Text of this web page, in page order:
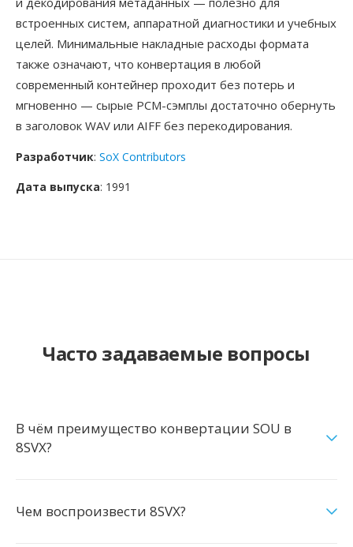
встроенных систем, аппаратной диагностики и учебных
целей. Минимальные накладные расходы формата
также означают, что конвертация в любой
современный контейнер проходит без потерь и
мгновенно — сырые PCM-сэмплы достаточно обернуть
в заголовок WAV или AIFF без перекодирования.
Разработчик: SoX Contributors
Дата выпуска: 1991
Часто задаваемые вопросы
В чём преимущество конвертации SOU в
8SVX?
Чем воспроизвести 8SVX?